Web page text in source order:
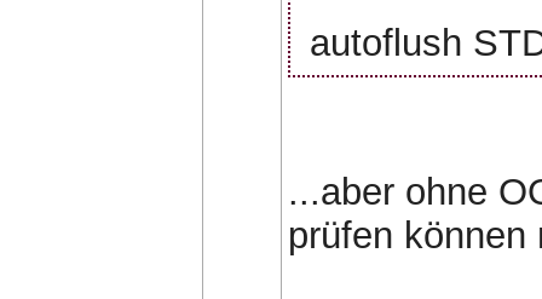
autoflush
...aber ohne
prüfen